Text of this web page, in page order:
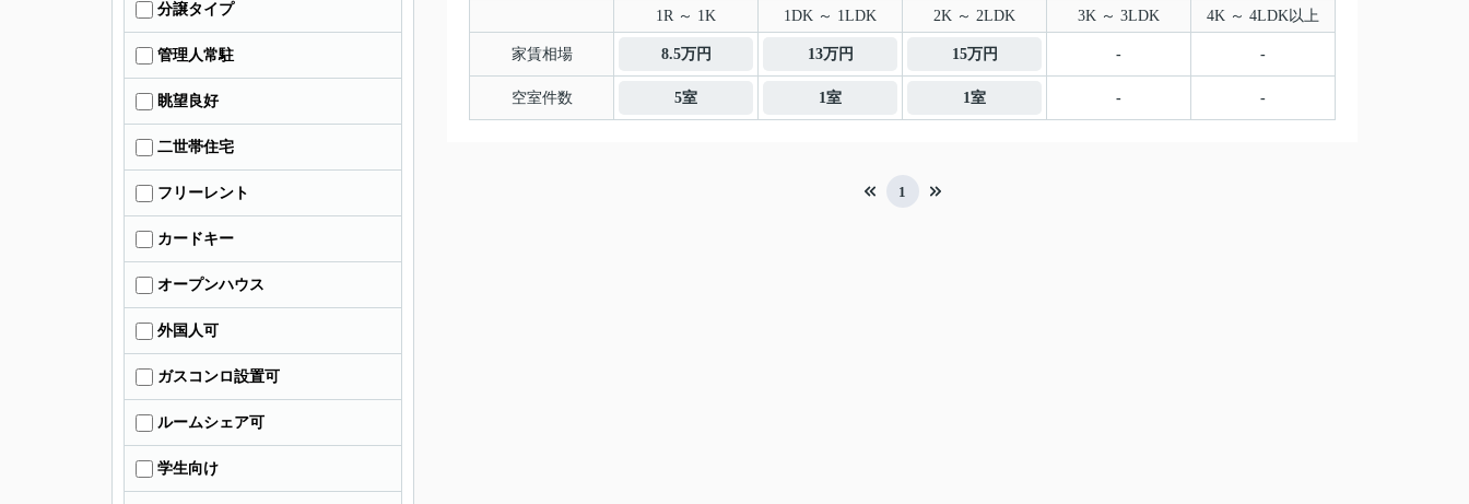
1R ～ 1K 1DK ～ 1LDK 2K ～ 2LDK 3K ～ 3LDK 4K ～ 4LDK以上
家賃相場 8.5万円 13万円 15万円 - -
空室件数 5室 1室 1室 - -
1
分譲タイプ
管理人常駐
眺望良好
二世帯住宅
フリーレント
カードキー
オープンハウス
外国人可
ガスコンロ設置可
ルームシェア可
学生向け